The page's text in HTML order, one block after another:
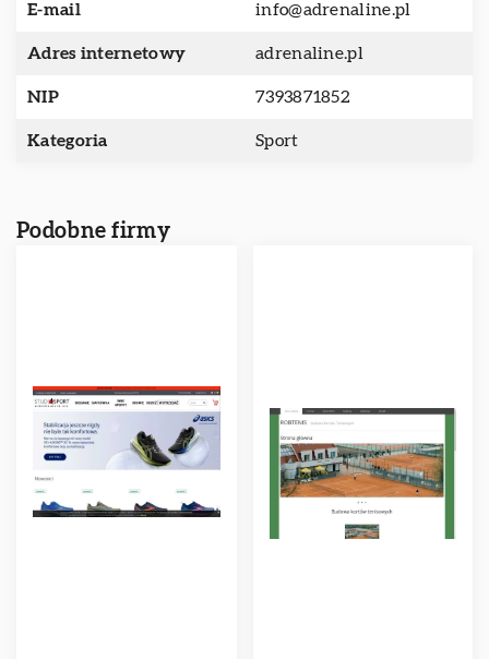
E-mail info@adrenaline.pl
Adres internetowy adrenaline.pl
NIP 7393871852
Kategoria Sport
Podobne firmy